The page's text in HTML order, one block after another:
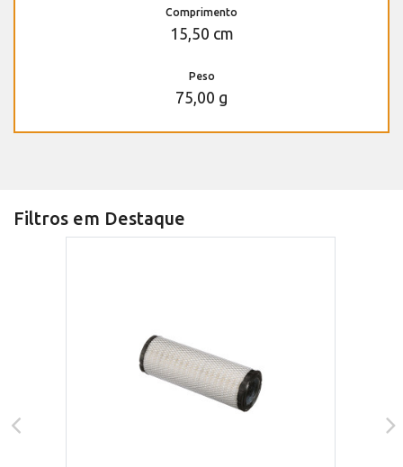
Comprimento
15,50 cm
Peso
75,00 g
Filtros em Destaque